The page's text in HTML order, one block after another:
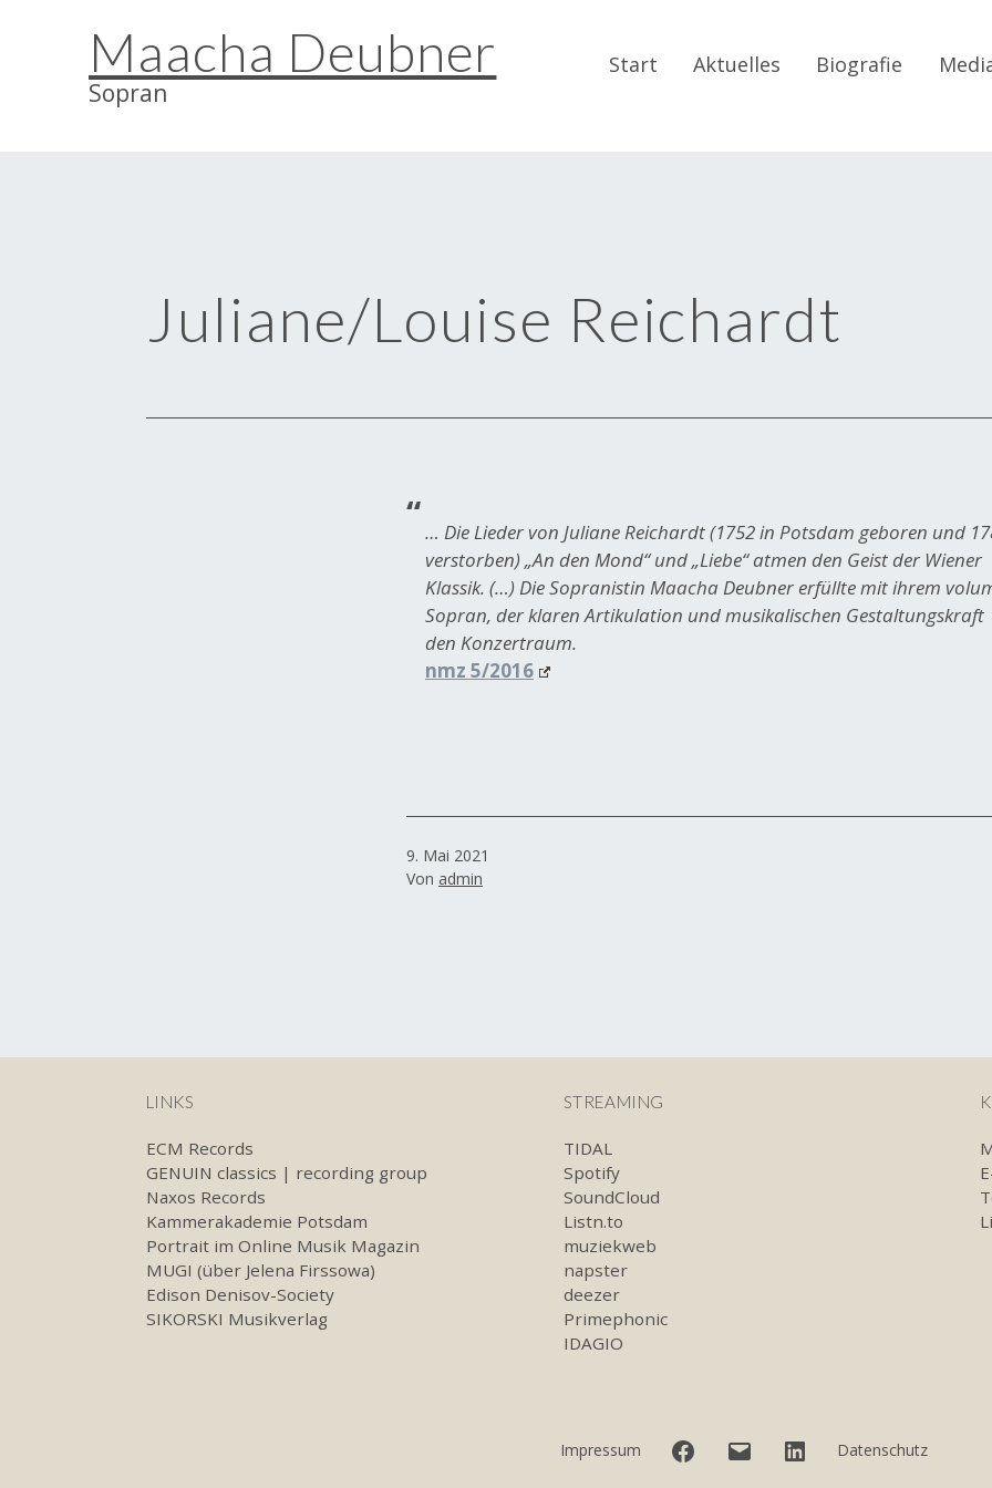
Maacha Deubner
Sopran
Start Aktuelles Biografie
Juliane/Louise Reichardt
… Die Lieder von Juliane Reichardt (1752 in Potsdam geboren und
verstorben) „An den Mond“ und „Liebe“ atmen den Geist der Wiener
Klassik. (…) Die Sopranistin Maacha Deubner erfüllte mit ihrem
Sopran, der klaren Artikulation und musikalischen Gestaltungskraft
den Konzertraum.
nmz 5/2016
Veröffentlicht
am
9. Mai 2021
Von admin
LINKS
ECM Records
GENUIN classics | recording group
Naxos Records
Kammerakademie Potsdam
Portrait im Online Musik Magazin
MUGI (über Jelena Firssowa)
Edison Denisov-Society
SIKORSKI Musikverlag
STREAMING
TIDAL
Spotify
SoundCloud
Listn.to
muziekweb
napster
deezer
Primephonic
IDAGIO
Impressum Facebook LinkedIn
Datenschutz